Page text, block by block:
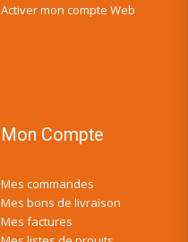
Activer mon compte Web
Mon Compte
Mes commandes
Mes bons de livraison
Mes factures